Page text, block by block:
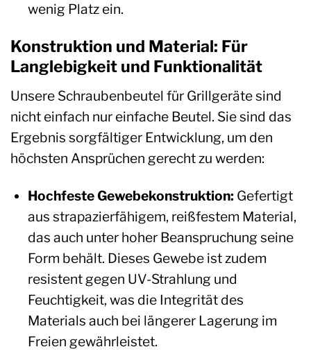
wenig Platz ein.
Konstruktion und Material: Für
Langlebigkeit und Funktionalität
Unsere Schraubenbeutel für Grillgeräte sind
nicht einfach nur einfache Beutel. Sie sind das
Ergebnis sorgfältiger Entwicklung, um den
höchsten Ansprüchen gerecht zu werden:
Hochfeste Gewebekonstruktion: Gefertigt
aus strapazierfähigem, reißfestem Material,
das auch unter hoher Beanspruchung seine
Form behält. Dieses Gewebe ist zudem
resistent gegen UV-Strahlung und
Feuchtigkeit, was die Integrität des
Materials auch bei längerer Lagerung im
Freien gewährleistet.